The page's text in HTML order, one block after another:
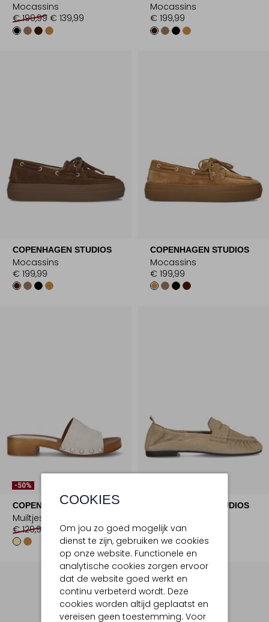
COOKIES
Om jou zo goed mogelijk van
dienst te zijn, gebruiken we cookies
op onze website. Functionele en
analytische cookies zorgen ervoor
dat de website goed werkt en
continu verbeterd wordt. Deze
cookies worden altijd geplaatst en
vereisen geen toestemming. Voor
Mocassins
€ 199,99 € 139,99
Mocassins
€ 199,99
COPENHAGEN STUDIOS
Mocassins
€ 199,99
COPENHAGEN STUDIOS
Mocassins
€ 199,99
-50%
COPENHAGEN STUDIOS
Muiltjes
€ 129,99
€ 64,99
COPENHAGEN STUDIOS
€ 199,99